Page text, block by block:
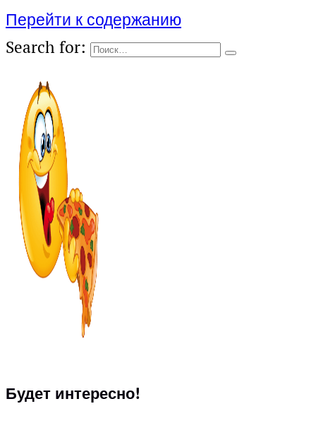
Перейти к содержанию
Search for:
Будет интересно!